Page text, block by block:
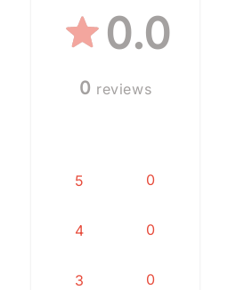
0.0
0 reviews
5 0
4 0
3 0